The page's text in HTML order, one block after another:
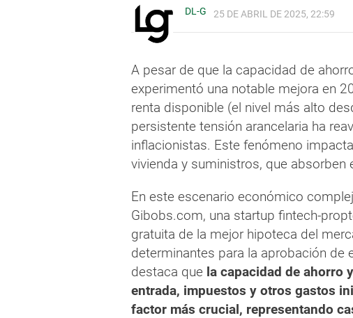
DL-G 25 DE ABRIL DE 2025, 22:59
A pesar de que la capacidad de
experimentó una notable mejora en
renta disponible (el nivel más alto
persistente tensión arancelaria ha
inflacionistas. Este fenómeno
vivienda y suministros, que absorben
En este escenario económico
Gibobs.com, una startup fintech-
gratuita de la mejor hipoteca del
determinantes para la aprobación de
destaca que la capacidad de ahorro
entrada, impuestos y otros gastos
factor más crucial, representando